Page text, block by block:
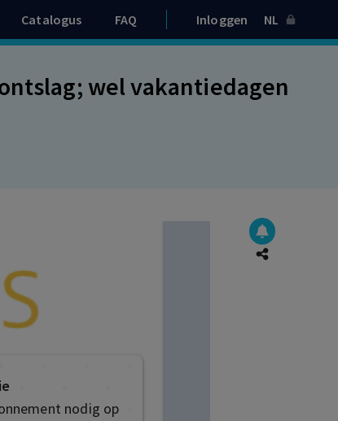
Catalogus FAQ Inloggen NL
wel vakantiedagen
nodig op